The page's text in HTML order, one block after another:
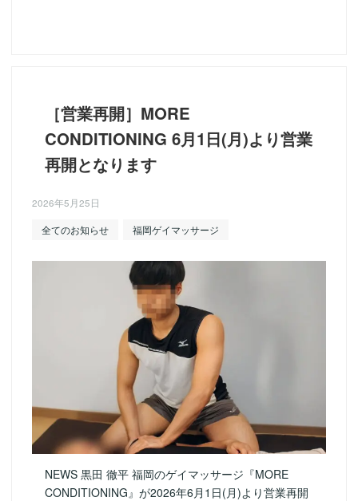
［営業再開］MORE
CONDITIONING 6月1日(月)より営業
再開となります
2026年5月25日
全てのお知らせ
福岡ゲイマッサージ
NEWS 黒田 徹平 福岡のゲイマッサージ『MORE
CONDITIONING』が2026年6月1日(月)より営業再開